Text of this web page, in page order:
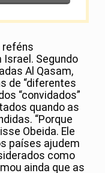
reféns
Segundo
Al Qasam,
de “diferentes
“convidados”
quando as
“Porque
Obeida. Ele
países ajudem
como
ainda que as